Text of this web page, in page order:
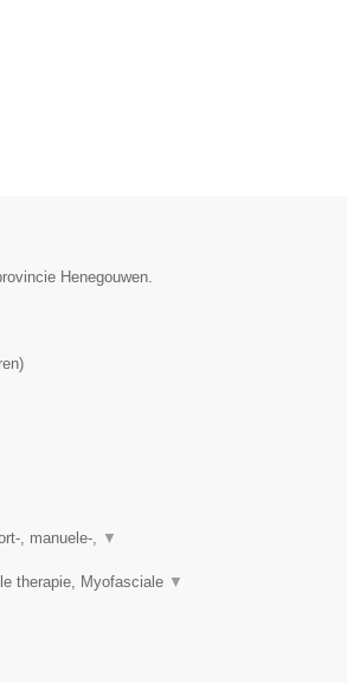
Henegouwen.
)
, manuele-, ▼
therapie, Myofasciale ▼